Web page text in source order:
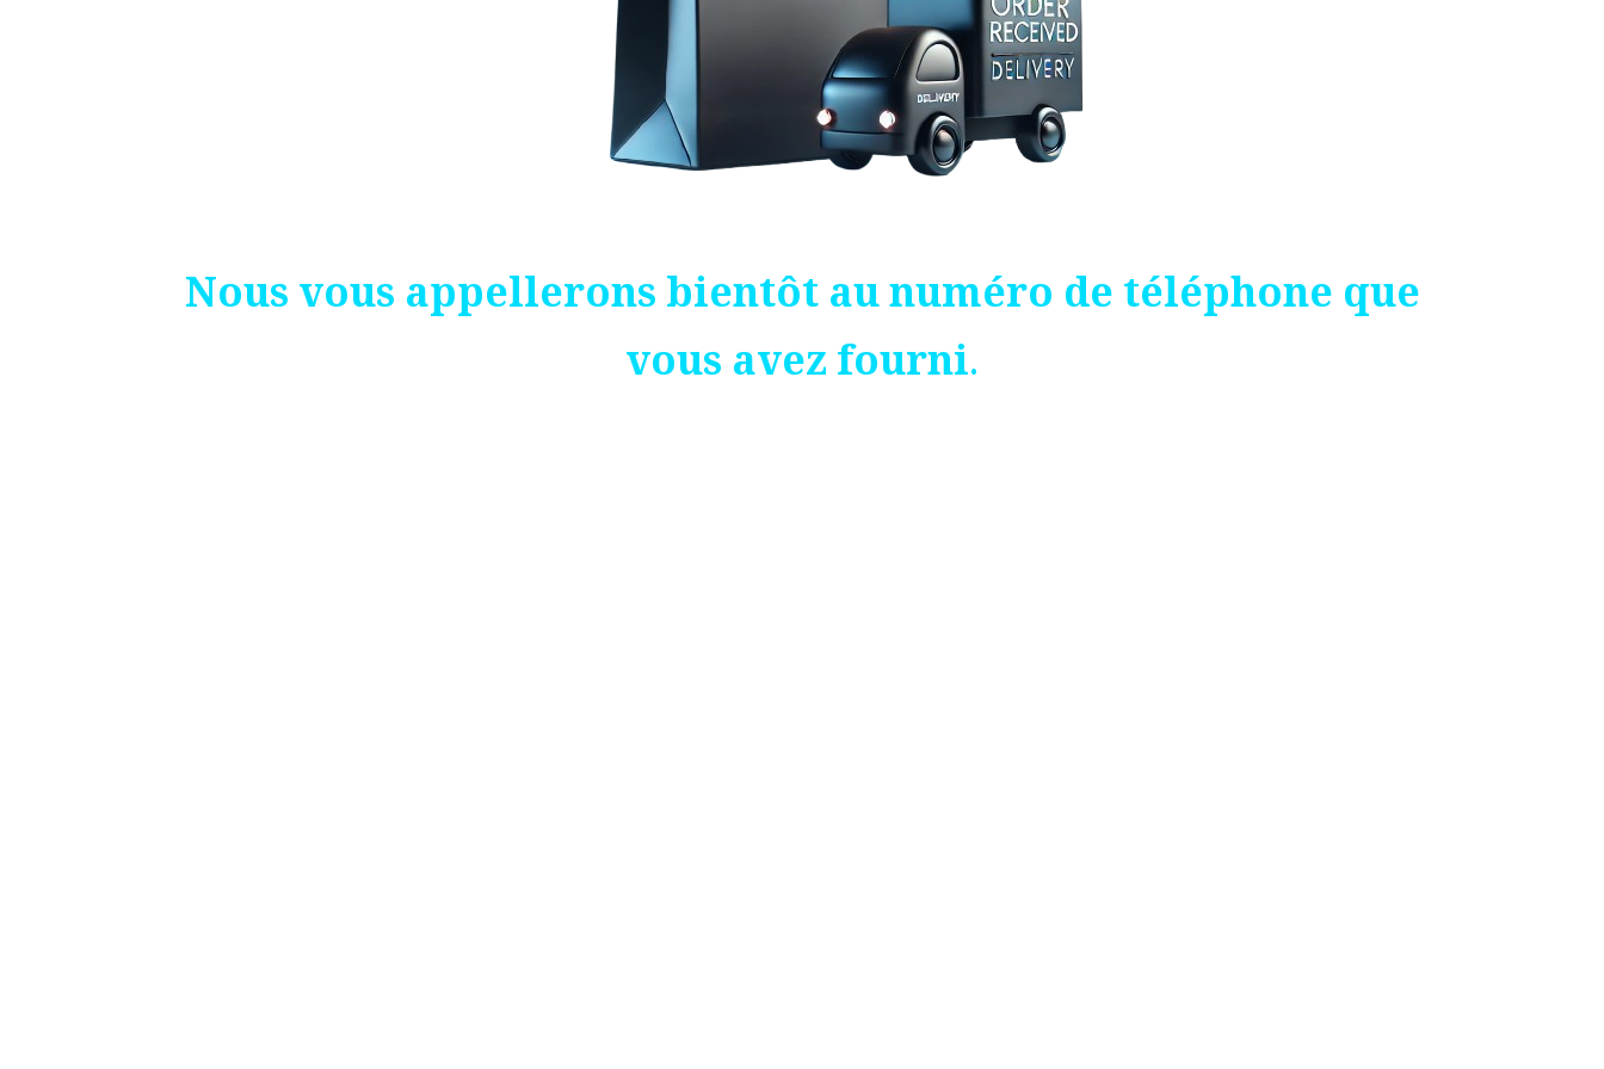
Nous vous appellerons bientôt au numéro de téléphone que
vous avez fourni.